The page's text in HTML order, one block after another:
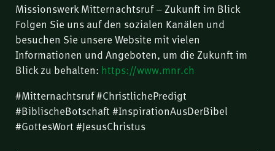
Missionswerk Mitternachtsruf – Zukunft im Blick
Folgen Sie uns auf den sozialen Kanälen und
besuchen Sie unsere Website mit vielen
Informationen und Angeboten, um die Zukunft im
Blick zu behalten: https://www.mnr.ch
#Mitternachtsruf #ChristlichePredigt
#BiblischeBotschaft #InspirationAusDerBibel
#GottesWort #JesusChristus